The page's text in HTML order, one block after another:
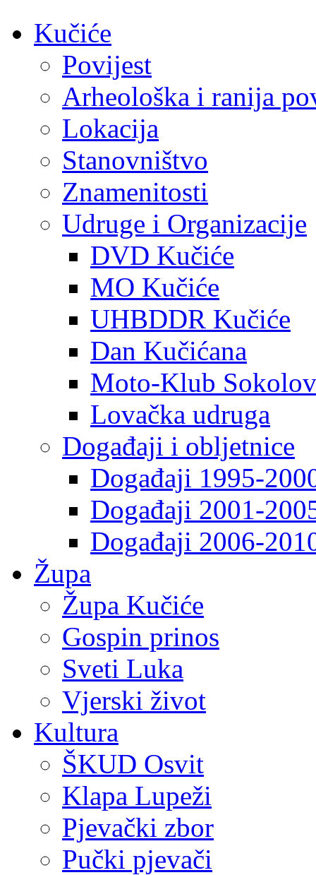
Kučiće
Povijest
Arheološka i ranija
Lokacija
Stanovništvo
Znamenitosti
Udruge i Organizacije
DVD Kučiće
MO Kučiće
UHBDDR Kučiće
Dan Kučićana
Moto-Klub
Lovačka udruga
Događaji i obljetnice
Događaji 1995-
Događaji 2001-
Događaji 2006-
Župa
Župa Kučiće
Gospin prinos
Sveti Luka
Vjerski život
Kultura
ŠKUD Osvit
Klapa Lupeži
Pjevački zbor
Pučki pjevači